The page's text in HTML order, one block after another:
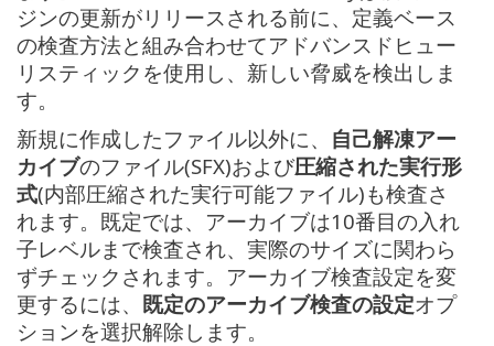
ジンの更新がリリースされる前に、定義ベース
の検査方法と組み合わせてアドバンスドヒュー
リスティックを使用し、新しい脅威を検出しま
す。
新規に作成したファイル以外に、 自己解凍アー
カイブのファイル(SFX)および圧縮された実行形
式(内部圧縮された実行可能ファイル)も検査さ
れます。既定では、アーカイブは10番目の入れ
子レベルまで検査され、実際のサイズに関わら
ずチェックされます。アーカイブ検査設定を変
更するには、 既定のアーカイブ検査の設定オプ
ションを選択解除します。